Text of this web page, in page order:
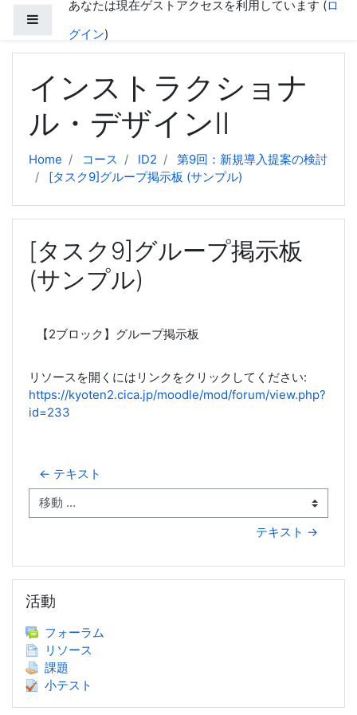
メインコンテンツへスキップする
あなたは現在ゲストアクセスを利用しています (ロ
グイン)
インストラクショナ
ル・デザインⅡ
Home コース ID2
第9回：新規導入提案の検討
[タスク9]グループ掲示板 (サンプル)
[タスク9]グループ掲示板
(サンプル)
【2ブロック】グループ掲示板
リソースを開くにはリンクをクリックしてください:
https://kyoten2.cica.jp/moodle/mod/forum/view.php?
id=233
← テキスト
移動 ...
テキスト →
活動
フォーラム
リソース
課題
小テスト